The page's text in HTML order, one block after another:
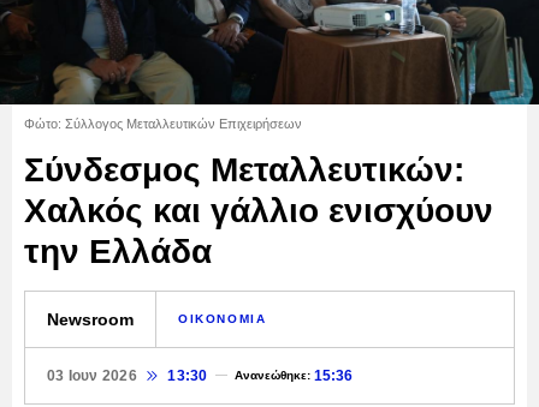
Φώτο: Σύλλογος Μεταλλευτικών Επιχειρήσεων
Σύνδεσμος Μεταλλευτικών:
Χαλκός και γάλλιο ενισχύουν
την Ελλάδα
Newsroom ΟΙΚΟΝΟΜΙΑ
03 Ιουν 2026 13:30 Ανανεώθηκε:15:36